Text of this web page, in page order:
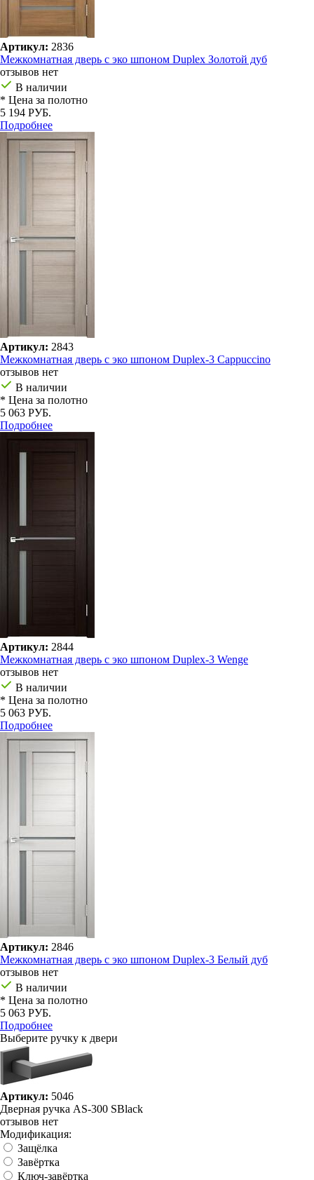
Артикул: 2836
Межкомнатная дверь с эко шпоном Duplex Золотой дуб
отзывов нет
В наличии
* Цена за полотно
5 194 РУБ.
Подробнее
Артикул: 2843
Межкомнатная дверь с эко шпоном Duplex-3 Cappuccino
отзывов нет
В наличии
* Цена за полотно
5 063 РУБ.
Подробнее
Артикул: 2844
Межкомнатная дверь с эко шпоном Duplex-3 Wenge
отзывов нет
В наличии
* Цена за полотно
5 063 РУБ.
Подробнее
Артикул: 2846
Межкомнатная дверь с эко шпоном Duplex-3 Белый дуб
отзывов нет
В наличии
* Цена за полотно
5 063 РУБ.
Подробнее
Выберите ручку к двери
Артикул: 5046
Дверная ручка AS-300 SBlack
отзывов нет
Модификация:
Защёлка
Завёртка
Ключ-завёртка